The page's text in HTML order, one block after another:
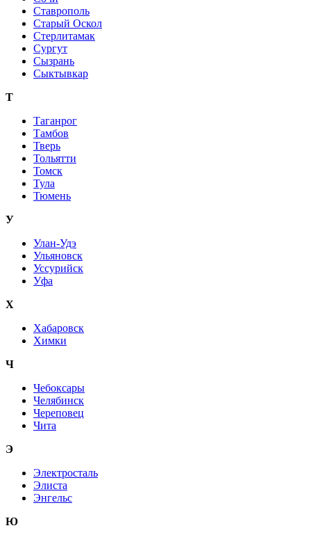
Ставрополь
Старый Оскол
Стерлитамак
Сургут
Сызрань
Сыктывкар
Т
Таганрог
Тамбов
Тверь
Тольятти
Томск
Тула
Тюмень
У
Улан-Удэ
Ульяновск
Уссурийск
Уфа
Х
Хабаровск
Химки
Ч
Чебоксары
Челябинск
Череповец
Чита
Э
Электросталь
Элиста
Энгельс
Ю